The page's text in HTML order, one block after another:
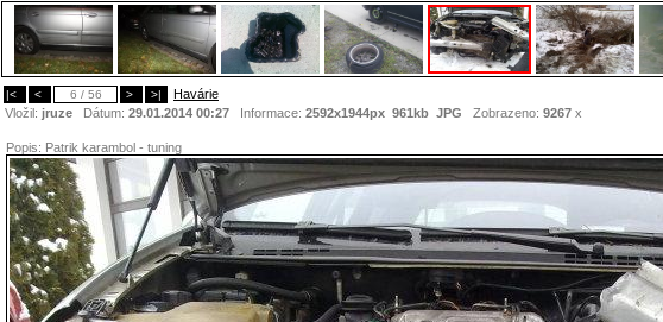
|< < 6 / 56 > >|
Havárie
Vložil: jruze Dátum: 29.01.2014 00:27 Informace: 2592x1944px 961kb JPG Zobrazeno: 9267 x
Popis: Patrik karambol - tuning